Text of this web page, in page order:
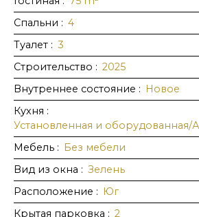
Спальни : 4
Туалет : 3
Строительство : 2025
Внутреннее состояние : Новое
Кухня :
Установленная и оборудованная/
Мебель : Без мебели
Вид из окна : Зелень
Расположение : Юг
Крытая парковка : 2